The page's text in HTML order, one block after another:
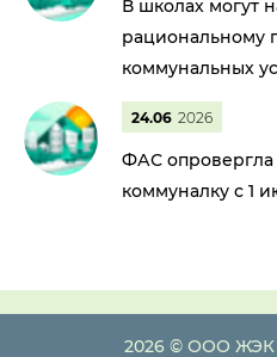
В школах могут
рациональному
коммунальных
24.06 2026
ФАС
коммуналку с 1
2026 © ООО